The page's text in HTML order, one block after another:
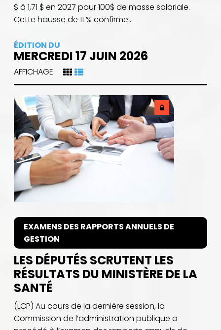
$ à 1,71 $ en 2027 pour 100$ de masse salariale.
Cette hausse de 11 % confirme...
ÉDITION DU
MERCREDI 17 JUIN 2026
AFFICHAGE
EXAMENS DES RAPPORTS ANNUELS DE
GESTION
LES DÉPUTÉS SCRUTENT LES
RÉSULTATS DU MINISTÈRE DE LA
SANTÉ
(LCP) Au cours de la dernière session, la
Commission de l’administration publique a